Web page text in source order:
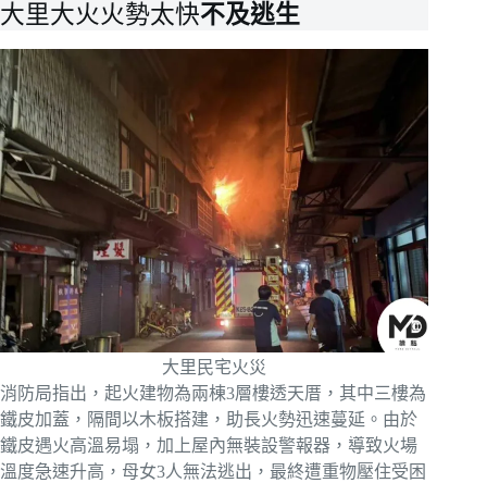
大里大火火勢太快不及逃生
大里民宅火災
消防局指出，起火建物為兩棟3層樓透天厝，其中三樓為
鐵皮加蓋，隔間以木板搭建，助長火勢迅速蔓延。由於
鐵皮遇火高溫易塌，加上屋內無裝設警報器，導致火場
溫度急速升高，母女3人無法逃出，最終遭重物壓住受困